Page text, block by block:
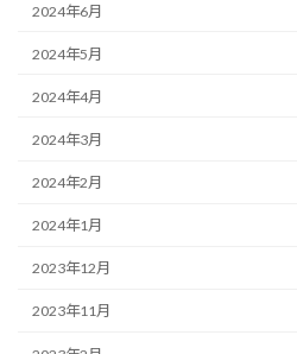
2024年6月
2024年5月
2024年4月
2024年3月
2024年2月
2024年1月
2023年12月
2023年11月